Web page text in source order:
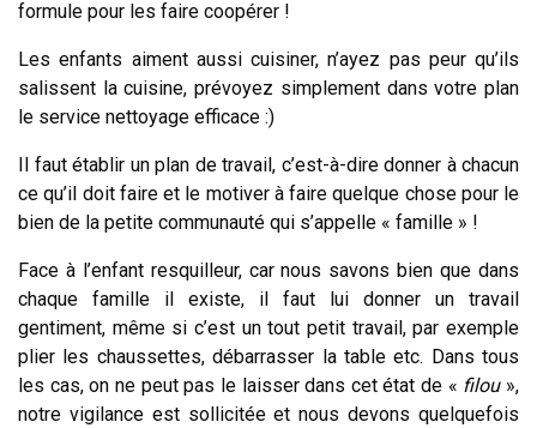
formule pour les faire coopérer !
Les enfants aiment aussi cuisiner, n’ayez pas peur qu’ils
salissent la cuisine, prévoyez simplement dans votre plan
le service nettoyage efficace :)
Il faut établir un plan de travail, c’est-à-dire donner à chacun
ce qu’il doit faire et le motiver à faire quelque chose pour le
bien de la petite communauté qui s’appelle « famille » !
Face à l’enfant resquilleur, car nous savons bien que dans
chaque famille il existe, il faut lui donner un travail
gentiment, même si c’est un tout petit travail, par exemple
plier les chaussettes, débarrasser la table etc. Dans tous
les cas, on ne peut pas le laisser dans cet état de « filou»,
notre vigilance est sollicitée et nous devons quelquefois